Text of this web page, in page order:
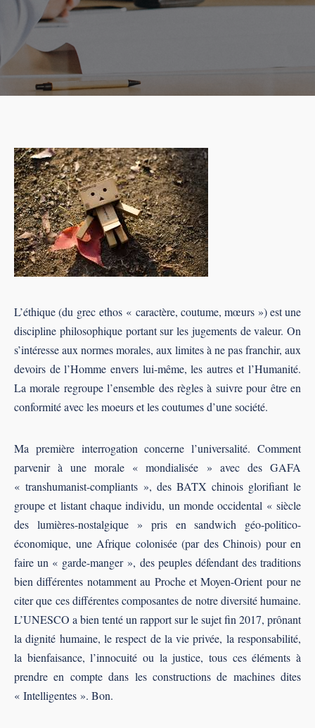
L’éthique (du grec ethos « caractère, coutume, mœurs ») est une
discipline philosophique portant sur les jugements de valeur. On
s’intéresse aux normes morales, aux limites à ne pas franchir, aux
devoirs de l’Homme envers lui-même, les autres et l’Humanité.
La morale regroupe l’ensemble des règles à suivre pour être en
conformité avec les moeurs et les coutumes d’une société.
Ma première interrogation concerne l’universalité. Comment
parvenir à une morale « mondialisée » avec des GAFA
« transhumanist-compliants », des BATX chinois glorifiant le
groupe et listant chaque individu, un monde occidental « siècle
des lumières-nostalgique » pris en sandwich géo-politico-
économique, une Afrique colonisée (par des Chinois) pour en
faire un « garde-manger », des peuples défendant des traditions
bien différentes notamment au Proche et Moyen-Orient pour ne
citer que ces différentes composantes de notre diversité humaine.
L’UNESCO a bien tenté un rapport sur le sujet fin 2017, prônant
la dignité humaine, le respect de la vie privée, la responsabilité,
la bienfaisance, l’innocuité ou la justice, tous ces éléments à
prendre en compte dans les constructions de machines dites
« Intelligentes ». Bon.